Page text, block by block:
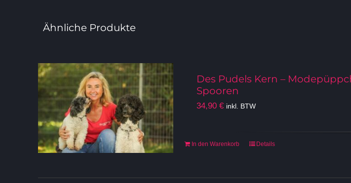
Ähnliche Produkte
Des Pudels Kern –
Spooren
34,90 € inkl. BTW
In den Warenkorb Details